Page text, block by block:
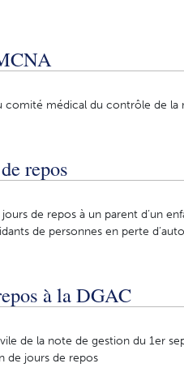
médical du contrôle de la
repos
de repos à un parent d’un
de personnes en perte
à la DGAC
de la note de gestion du 1er
de jours de repos